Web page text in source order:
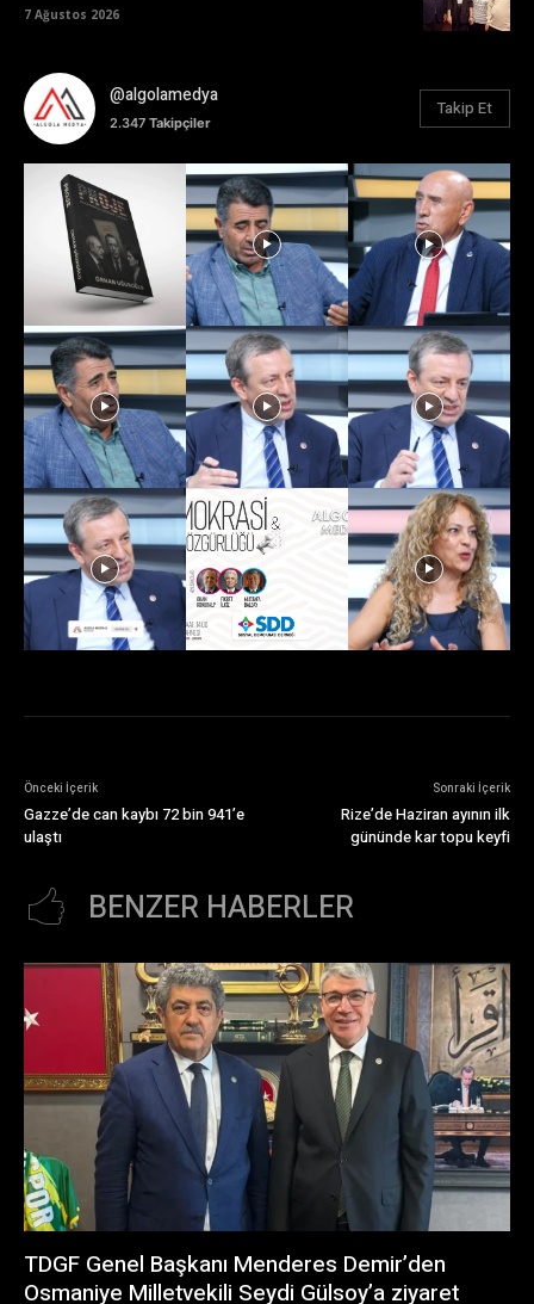
7 Ağustos 2026
@algolamedya
2.347 Takipçiler
Takip Et
Önceki İçerik
Gazze’de can kaybı 72 bin 941’e
ulaştı
Sonraki İçerik
Rize’de Haziran ayının ilk
gününde kar topu keyfi
BENZER HABERLER
TDGF Genel Başkanı Menderes Demir’den
Osmaniye Milletvekili Seydi Gülsoy’a ziyaret